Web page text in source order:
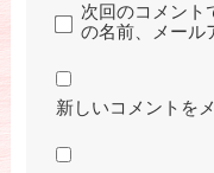
次回のコメント
の名前、メール
新しいコメントを